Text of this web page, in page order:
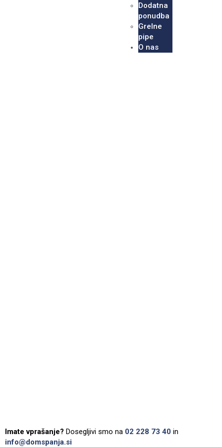
Dodatna
ponudba
Grelne
pipe
O nas
Imate vprašanje? Dosegljivi smo na 02 228 73 40 in
info@domspanja.si